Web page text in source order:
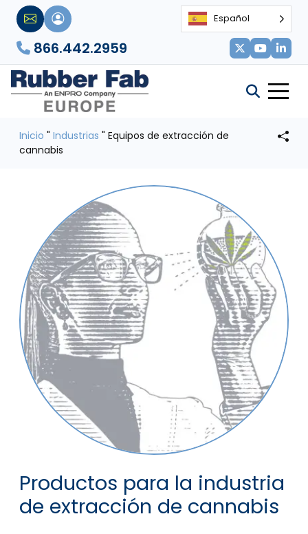
Español
866.442.2959
Inicio " Industrias " Equipos de extracción de
cannabis
Productos para la industria
de extracción de cannabis